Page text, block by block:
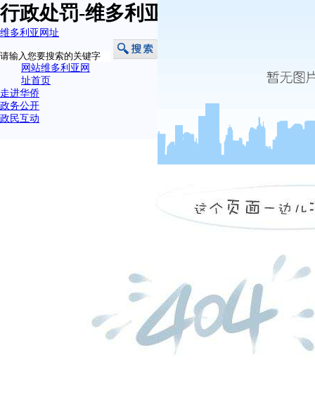
行政处罚-维多利亚网址
维多利亚网址
网站维多利亚网
址首页
走进华侨
政务公开
政民互动